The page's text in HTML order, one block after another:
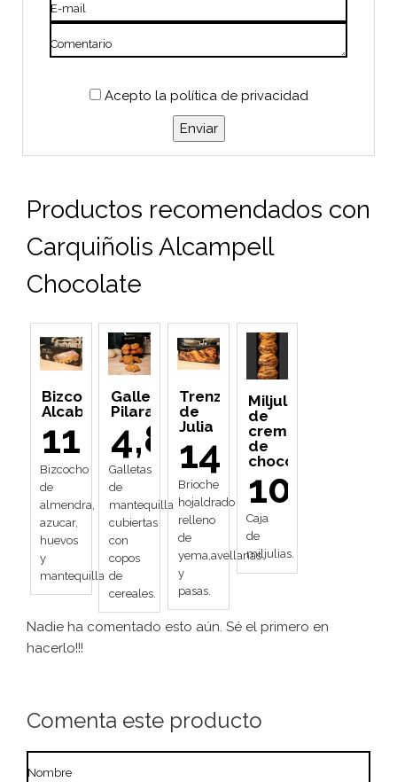
E-mail
Comentario
Acepto la política de privacidad
Productos recomendados con
Carquiñolis Alcampell
Chocolate
Bizcocho
Alcabín
11,00
Bizcocho
de
almendra,
azucar,
huevos
y
mantequilla
Galletas
Pilaras
4,80
Galletas
de
mantequilla
cubiertas
con
copos
de
cereales.
Trenza
de
Julia
14,00
Brioche
hojaldrado
relleno
de
yema,avellanas
y
pasas.
Miljulias
de
crema
de
chocolate
10,90
Caja
de
miljulias.
Nadie ha comentado esto aún. Sé el primero en
hacerlo!!!
Comenta este producto
Nombre